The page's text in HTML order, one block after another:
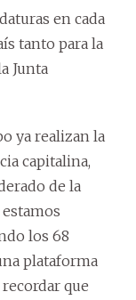
en cada
tanto para la
Junta
ya realizan la
capitalina,
de la
los 68
plataforma
que